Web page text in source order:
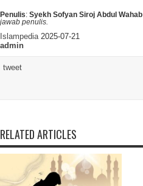
Penulis: Syekh Sofyan Siroj Abdul Wahab
jawab penulis.
Islampedia 2025-07-21
admin
tweet
RELATED ARTICLES